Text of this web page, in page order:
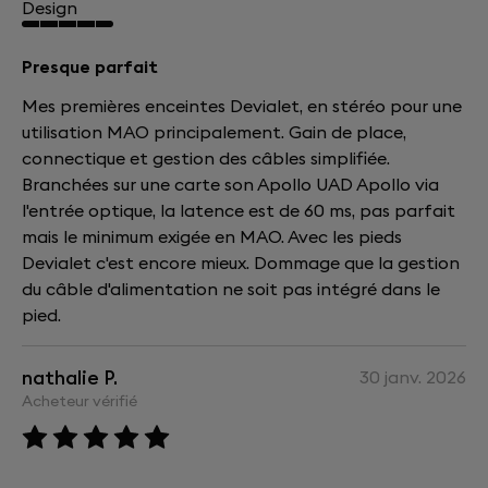
Design
Presque parfait
Mes premières enceintes Devialet, en stéréo pour une
utilisation MAO principalement. Gain de place,
connectique et gestion des câbles simplifiée.
Branchées sur une carte son Apollo UAD Apollo via
l'entrée optique, la latence est de 60 ms, pas parfait
mais le minimum exigée en MAO. Avec les pieds
Devialet c'est encore mieux. Dommage que la gestion
du câble d'alimentation ne soit pas intégré dans le
pied.
nathalie P.
Acheteur vérifié
30 janv. 2026